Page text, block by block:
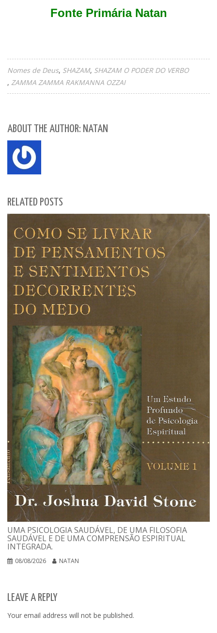
Fonte Primária Natan
Nomes de Deus SHAZAM SHAZAM O PODER DO VERBO
ZAMMA ZAMMA RAKMANNA OZZAI
ABOUT THE AUTHOR: NATAN
RELATED POSTS
UMA PSICOLOGIA SAUDÁVEL, DE UMA FILOSOFIA
SAUDÁVEL E DE UMA COMPRENSÃO ESPIRITUAL
INTEGRADA.
08/08/2026 NATAN
LEAVE A REPLY
Your email address will not be published.